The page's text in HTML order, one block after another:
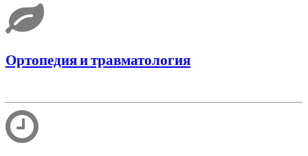
Ортопедия и травматология